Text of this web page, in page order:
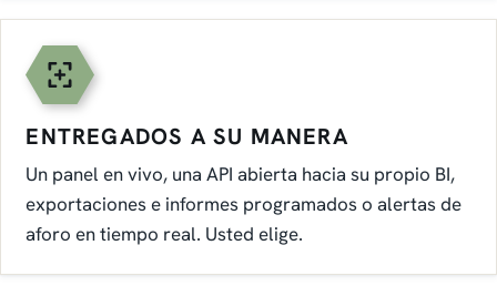
ENTREGADOS A SU MANERA
Un panel en vivo, una API abierta hacia su propio BI,
exportaciones e informes programados o alertas de
aforo en tiempo real. Usted elige.